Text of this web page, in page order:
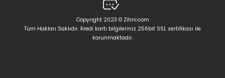
Copyright 2023 © Zihni.com
Tüm Hakları Saklıdır. Kredi kartı bilgileriniz 256bit SSL sertifikası ile
korunmaktadır.